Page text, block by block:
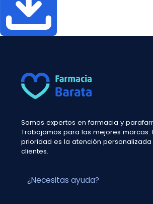
Somos expertos en farmacia y
Trabajamos para las mejores marcas.
prioridad es la atención personalizada
clientes.
¿Necesitas ayuda?